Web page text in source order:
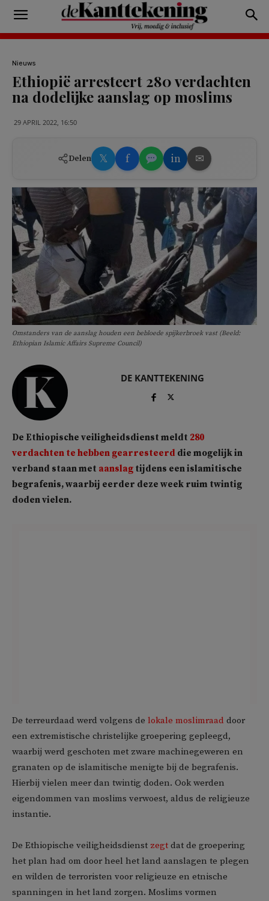
Nieuws
Ethiopië arresteert 280 verdachten
na dodelijke aanslag op moslims
29 APRIL 2022, 16:50
Delen 𝕏 f in ✉
Omstanders van de aanslag houden een bebloede spijkerbroek vast (Beeld:
Ethiopian Islamic Affairs Supreme Council)
DE KANTTEKENING
De Ethiopische veiligheidsdienst meldt 280
verdachten te hebben gearresteerd die mogelijk in
verband staan met aanslag tijdens een islamitische
begrafenis, waarbij eerder deze week ruim twintig
doden vielen.
De terreurdaad werd volgens de lokale moslimraad door
een extremistische christelijke groepering gepleegd,
waarbij werd geschoten met zware machinegeweren en
granaten op de islamitische menigte bij de begrafenis.
Hierbij vielen meer dan twintig doden. Ook werden
eigendommen van moslims verwoest, aldus de religieuze
instantie.
De Ethiopische veiligheidsdienst zegt dat de groepering
het plan had om door heel het land aanslagen te plegen
en wilden de terroristen voor religieuze en etnische
spanningen in het land zorgen. Moslims vormen